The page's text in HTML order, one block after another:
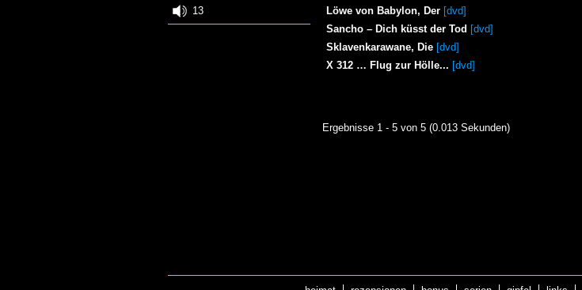
13
Löwe von Babylon, Der [dvd]
Sancho – Dich küsst der Tod [dvd]
Sklavenkarawane, Die [dvd]
X 312 … Flug zur Hölle... [dvd]
Ergebnisse 1 - 5 von 5 (0.013 Sekunden)